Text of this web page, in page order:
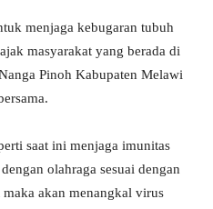
menjaga kebugaran tubuh
masyarakat yang berada di
Pinoh Kabupaten Melawi
saat ini menjaga imunitas
olahraga sesuai dengan
akan menangkal virus